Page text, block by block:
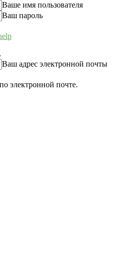
Ваше имя пользователя
Ваш пароль
Ваш адрес электронной почты
электронной почте.